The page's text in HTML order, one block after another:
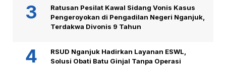
Ratusan Pesilat Kawal Sidang Vonis Kasus
Pengeroyokan di Pengadilan Negeri Nganjuk,
Terdakwa Divonis 9 Tahun
RSUD Nganjuk Hadirkan Layanan ESWL,
Solusi Obati Batu Ginjal Tanpa Operasi